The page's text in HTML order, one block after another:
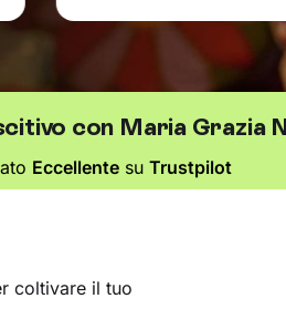
con Maria Grazia
Eccellentesu Trustpilot
coltivare il tuo